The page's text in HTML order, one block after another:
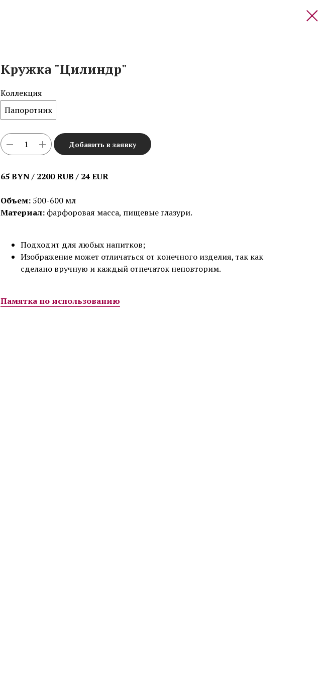
Кружка "Цилиндр"
Коллекция
Папоротник
Добавить в заявку
65 BYN / 2200 RUB / 24 EUR
Объем: 500-600 мл
Материал: фарфоровая масса, пищевые глазури.
Подходит для любых напитков;
Изображение может отличаться от конечного изделия, так как
сделано вручную и каждый отпечаток неповторим.
Памятка по использованию